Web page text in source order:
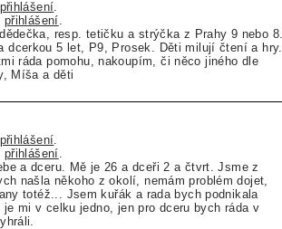
přihlášení
přihlášení
resp. tetičku a strýčka z Prahy 9 nebo 8.
dcerkou 5 let, P9, Prosek. Děti milují čtení a hry.
ráda pomohu, nakoupím, či něco jiného dle
Míša a děti
přihlášení
přihlášení
a dceru. Mě je 26 a dceři 2 a čtvrt. Jsme z
našla někoho z okolí, nemám problém dojet,
totéž... Jsem kuřák a rada bych podnikala
mi v celku jedno, jen pro dceru bych ráda v